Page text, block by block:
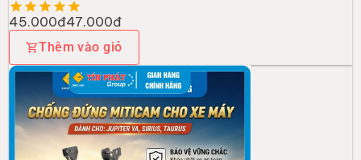
45.000đ47.000đ
Thêm vào giỏ